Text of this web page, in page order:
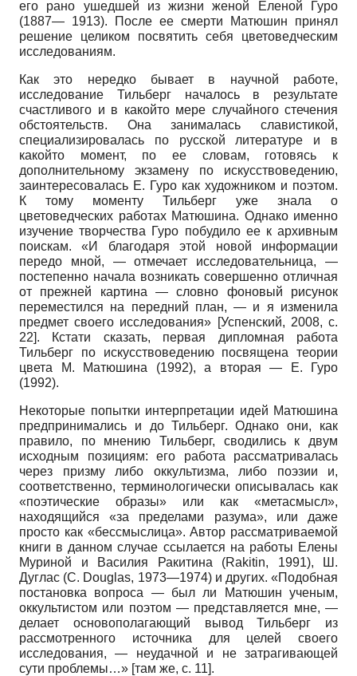
его рано ушедшей из жизни женой Еленой Гуро
(1887— 1913). После ее смерти Матюшин принял
решение целиком посвятить себя цветоведческим
исследованиям.
Как это нередко бывает в научной работе,
исследование Тильберг началось в результате
счастливого и в какойто мере случайного стечения
обстоятельств. Она занималась славистикой,
специализировалась по русской литературе и в
какойто момент, по ее словам, готовясь к
дополнительному экзамену по искусствоведению,
заинтересовалась Е. Гуро как художником и поэтом.
К тому моменту Тильберг уже знала о
цветоведческих работах Матюшина. Однако именно
изучение творчества Гуро побудило ее к архивным
поискам. «И благодаря этой новой информации
передо мной, — отмечает исследовательница, —
постепенно начала возникать совершенно отличная
от прежней картина — словно фоновый рисунок
переместился на передний план, — и я изменила
предмет своего исследования» [Успенский, 2008, с.
22]. Кстати сказать, первая дипломная работа
Тильберг по искусствоведению посвящена теории
цвета М. Матюшина (1992), а вторая — Е. Гуро
(1992).
Некоторые попытки интерпретации идей Матюшина
предпринимались и до Тильберг. Однако они, как
правило, по мнению Тильберг, сводились к двум
исходным позициям: его работа рассматривалась
через призму либо оккультизма, либо поэзии и,
соответственно, терминологически описывалась как
«поэтические образы» или как «метасмысл»,
находящийся «за пределами разума», или даже
просто как «бессмыслица». Автор рассматриваемой
книги в данном случае ссылается на работы Елены
Муриной и Василия Ракитина (Rakitin, 1991), Ш.
Дуглас (С. Douglas, 1973—1974) и других. «Подобная
постановка вопроса — был ли Матюшин ученым,
оккультистом или поэтом — представляется мне, —
делает основополагающий вывод Тильберг из
рассмотренного источника для целей своего
исследования, — неудачной и не затрагивающей
сути проблемы…» [там же, с. 11].